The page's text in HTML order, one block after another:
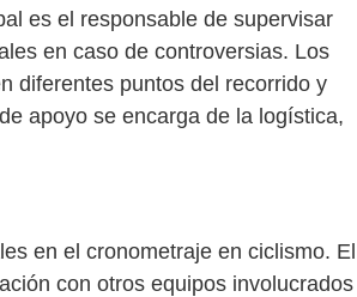
es el responsable de supervisar
en caso de controversias. Los
diferentes puntos del recorrido y
apoyo se encarga de la logística,
en el cronometraje en ciclismo. El
con otros equipos involucrados